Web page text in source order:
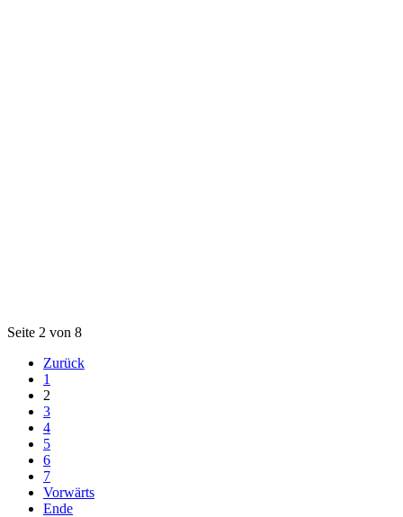
Seite 2 von 8
Zurück
1
2
3
4
5
6
7
Vorwärts
Ende